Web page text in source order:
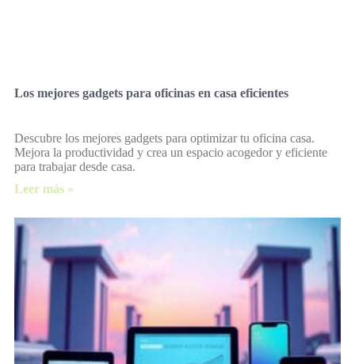
Los mejores gadgets para oficinas en casa eficientes
Descubre los mejores gadgets para optimizar tu oficina casa.
Mejora la productividad y crea un espacio acogedor y eficiente
para trabajar desde casa.
Leer más »